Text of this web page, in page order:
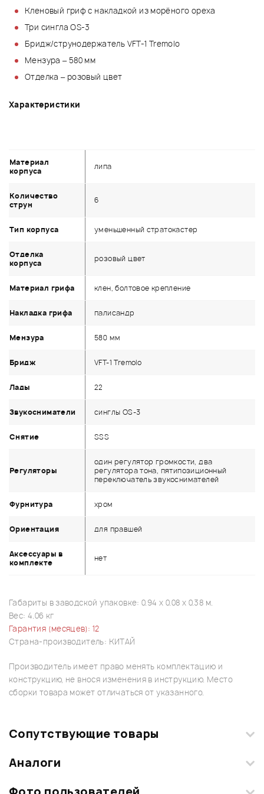
Кленовый гриф с накладкой из морёного ореха
Три сингла OS-3
Бридж/струнодержатель VFT-1 Tremolo
Мензура – 580 мм
Отделка – розовый цвет
Характеристики
Материал
корпуса
липа
Количество
струн
6
Тип корпуса уменьшенный стратокастер
Отделка
корпуса
розовый цвет
Материал грифа клен, болтовое крепление
Накладка грифа палисандр
Мензура 580 мм
Бридж VFT-1 Tremolo
Лады 22
Звукосниматели синглы OS-3
Снятие SSS
Регуляторы
один регулятор громкости, два
регулятора тона, пятипозиционный
переключатель звукоснимателей
Фурнитура хром
Ориентация для правшей
Аксессуары в
комплекте
нет
Габариты в заводской упаковке: 0.94 x 0.08 x 0.38 м.
Вес: 4.06 кг
Гарантия (месяцев): 12
Страна-производитель: КИТАЙ
Производитель имеет право менять комплектацию и
конструкцию, не внося изменения в инструкцию. Место
сборки товара может отличаться от указанного.
Сопутствующие товары
Аналоги